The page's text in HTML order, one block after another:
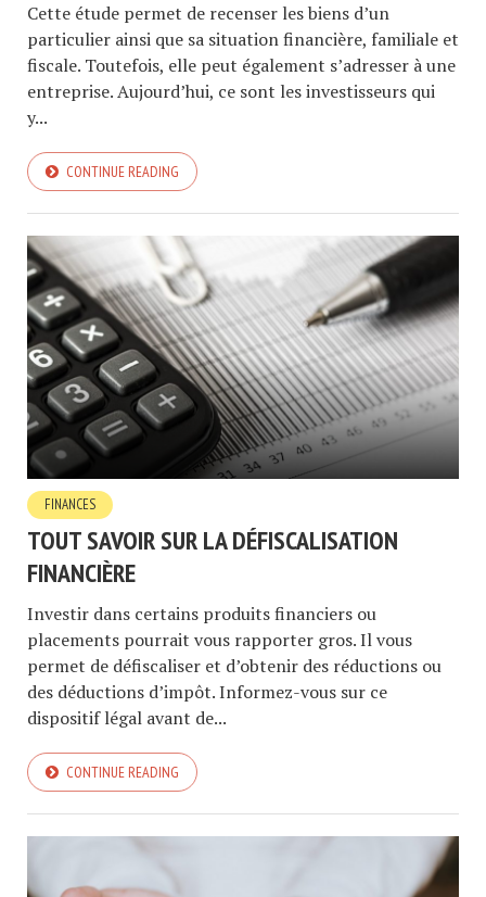
Cette étude permet de recenser les biens d’un
particulier ainsi que sa situation financière, familiale et
fiscale. Toutefois, elle peut également s’adresser à une
entreprise. Aujourd’hui, ce sont les investisseurs qui
y...
CONTINUE READING
FINANCES
TOUT SAVOIR SUR LA DÉFISCALISATION
FINANCIÈRE
Investir dans certains produits financiers ou
placements pourrait vous rapporter gros. Il vous
permet de défiscaliser et d’obtenir des réductions ou
des déductions d’impôt. Informez-vous sur ce
dispositif légal avant de...
CONTINUE READING